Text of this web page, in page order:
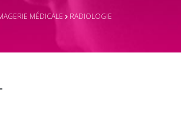
MÉDICALE RADIOLOGIE